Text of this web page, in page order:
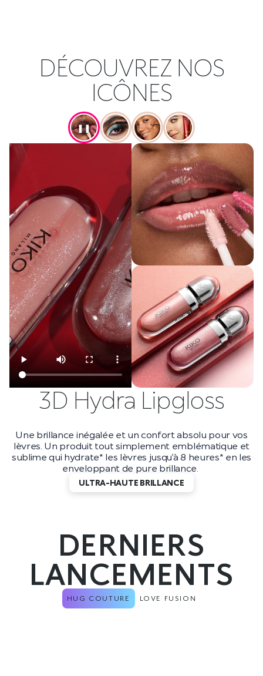
DÉCOUVREZ NOS
ICÔNES
❚❚
3D Hydra Lipgloss
Une brillance inégalée et un confort absolu pour vos
lèvres. Un produit tout simplement emblématique et
sublime qui hydrate* les lèvres jusqu’à 8 heures* en les
enveloppant de pure brillance.
ULTRA-HAUTE BRILLANCE
DERNIERS
LANCEMENTS
HUG COUTURE LOVE FUSION